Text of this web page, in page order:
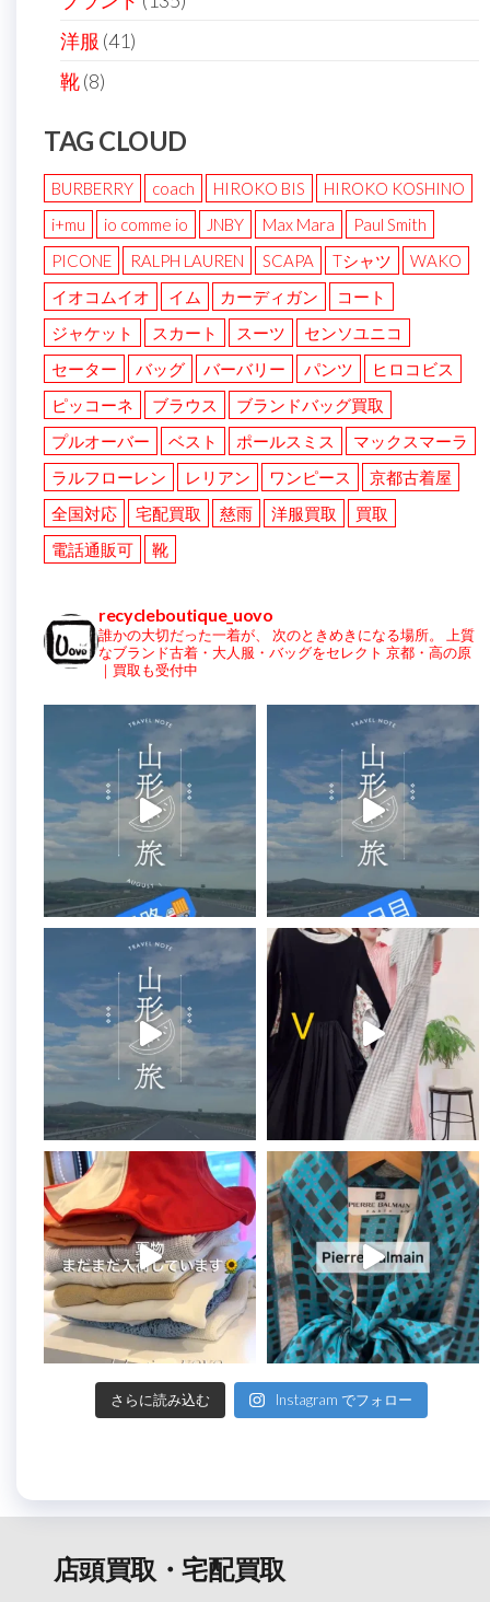
洋服 (41)
靴(8)
TAG CLOUD
BURBERRY coach HIROKO BIS
HIROKO KOSHINO
i+mu
io comme io JNBY Max Mara
Paul Smith
PICONE
RALPH LAUREN SCAPA Tシャツ
WAKO
イオコムイオ
イム カーディガン
コート
ジャケット
スカート スーツ
センソユニコ
セーター
バッグ バーバリー パンツ
ヒロコビス
ピッコーネ
ブラウス
ブランドバッグ買取
プルオーバー
ベスト ポールスミス
マックスマーラ
ラルフローレン
レリアン ワンピース
京都古着屋
全国対応
宅配買取 慈雨 洋服買取
買取
電話通販可
靴
recycleboutique_uovo
誰かの大切だった一着が、 次のときめきになる場所。
上質
なブランド古着・大人服・バッグをセレクト 京都・高の原
｜買取も受付中
さらに読み込む Instagram でフォロー
店頭買取・宅配買取